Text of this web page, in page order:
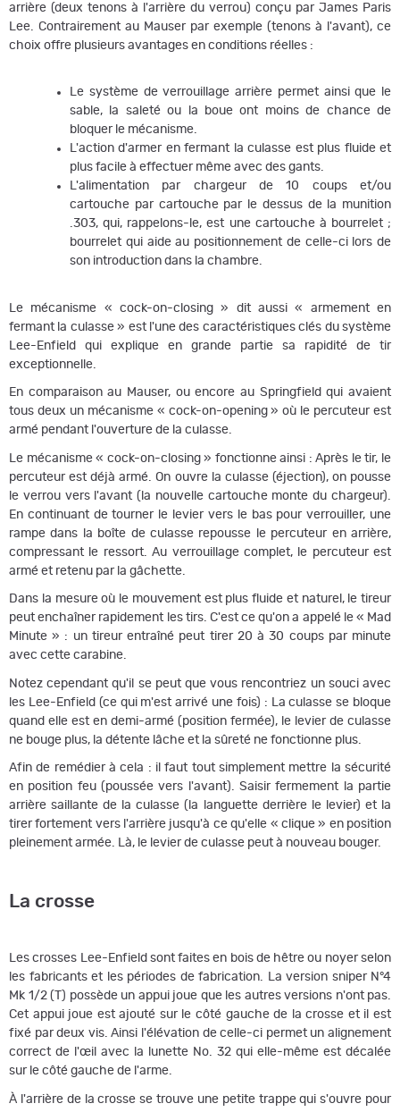
arrière (deux tenons à l'arrière du verrou) conçu par James Paris
Lee. Contrairement au Mauser par exemple (tenons à l'avant), ce
choix offre plusieurs avantages en conditions réelles :
Le système de verrouillage arrière permet ainsi que le
sable, la saleté ou la boue ont moins de chance de
bloquer le mécanisme.
L'action d'armer en fermant la culasse est plus fluide et
plus facile à effectuer même avec des gants.
L'alimentation par chargeur de 10 coups et/ou
cartouche par cartouche par le dessus de la munition
.303, qui, rappelons-le, est une cartouche à bourrelet ;
bourrelet qui aide au positionnement de celle-ci lors de
son introduction dans la chambre.
Le mécanisme « cock-on-closing » dit aussi « armement en
fermant la culasse » est l'une des caractéristiques clés du système
Lee-Enfield qui explique en grande partie sa rapidité de tir
exceptionnelle.
En comparaison au Mauser, ou encore au Springfield qui avaient
tous deux un mécanisme « cock-on-opening » où le percuteur est
armé pendant l'ouverture de la culasse.
Le mécanisme « cock-on-closing » fonctionne ainsi : Après le tir, le
percuteur est déjà armé. On ouvre la culasse (éjection), on pousse
le verrou vers l'avant (la nouvelle cartouche monte du chargeur).
En continuant de tourner le levier vers le bas pour verrouiller, une
rampe dans la boîte de culasse repousse le percuteur en arrière,
compressant le ressort. Au verrouillage complet, le percuteur est
armé et retenu par la gâchette.
Dans la mesure où le mouvement est plus fluide et naturel, le tireur
peut enchaîner rapidement les tirs. C'est ce qu'on a appelé le « Mad
Minute » : un tireur entraîné peut tirer 20 à 30 coups par minute
avec cette carabine.
Notez cependant qu'il se peut que vous rencontriez un souci avec
les Lee-Enfield (ce qui m'est arrivé une fois) : La culasse se bloque
quand elle est en demi-armé (position fermée), le levier de culasse
ne bouge plus, la détente lâche et la sûreté ne fonctionne plus.
Afin de remédier à cela : il faut tout simplement mettre la sécurité
en position feu (poussée vers l'avant). Saisir fermement la partie
arrière saillante de la culasse (la languette derrière le levier) et la
tirer fortement vers l'arrière jusqu'à ce qu'elle « clique » en position
pleinement armée. Là, le levier de culasse peut à nouveau bouger.
La crosse
Les crosses Lee-Enfield sont faites en bois de hêtre ou noyer selon
les fabricants et les périodes de fabrication. La version sniper N°4
Mk 1/2 (T) possède un appui joue que les autres versions n'ont pas.
Cet appui joue est ajouté sur le côté gauche de la crosse et il est
fixé par deux vis. Ainsi l'élévation de celle-ci permet un alignement
correct de l'œil avec la lunette No. 32 qui elle-même est décalée
sur le côté gauche de l'arme.
À l'arrière de la crosse se trouve une petite trappe qui s'ouvre pour